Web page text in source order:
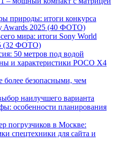
природы: итоги конкурса
Awards 2025 (40 ФОТО)
мира: итоги Sony World
(32 ФОТО)
50 метров под водой
и характеристики POCO X4
более безопасными, чем
наилучшего варианта
особенности планирования
погрузчиков в Москве:
спецтехники для сайта и